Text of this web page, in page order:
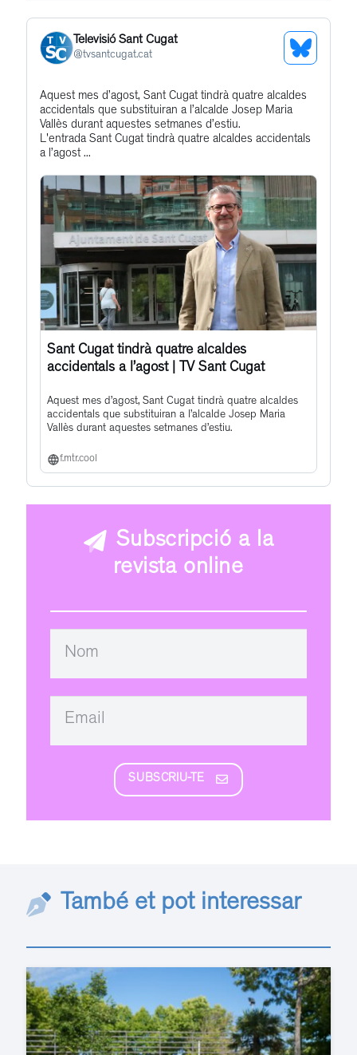
Televisió Sant Cugat
@tvsantcugat.cat
See
Profile
Get
to
this
post
Aquest mes d’agost, Sant Cugat tindrà quatre alcaldes
accidentals que substituiran a l’alcalde Josep Maria
Vallès durant aquestes setmanes d’estiu.
L'entrada Sant Cugat tindrà quatre alcaldes accidentals
a l’agost ...
Sant Cugat tindrà quatre alcaldes
accidentals a l’agost | TV Sant Cugat
Aquest mes d’agost, Sant Cugat tindrà quatre alcaldes
accidentals que substituiran a l’alcalde Josep Maria
Vallès durant aquestes setmanes d’estiu.
f.mtr.cool
Subscripció a la
revista online
SUBSCRIU-TE
També et pot interessar